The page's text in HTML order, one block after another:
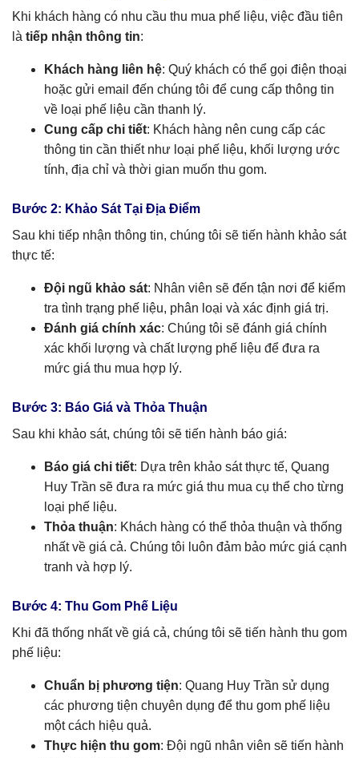
Khi khách hàng có nhu cầu thu mua phế liệu, việc đầu tiên
là tiếp nhận thông tin:
Khách hàng liên hệ: Quý khách có thể gọi điện thoại
hoặc gửi email đến chúng tôi để cung cấp thông tin
về loại phế liệu cần thanh lý.
Cung cấp chi tiết: Khách hàng nên cung cấp các
thông tin cần thiết như loại phế liệu, khối lượng ước
tính, địa chỉ và thời gian muốn thu gom.
Bước 2: Khảo Sát Tại Địa Điểm
Sau khi tiếp nhận thông tin, chúng tôi sẽ tiến hành khảo sát
thực tế:
Đội ngũ khảo sát: Nhân viên sẽ đến tận nơi để kiểm
tra tình trạng phế liệu, phân loại và xác định giá trị.
Đánh giá chính xác: Chúng tôi sẽ đánh giá chính
xác khối lượng và chất lượng phế liệu để đưa ra
mức giá thu mua hợp lý.
Bước 3: Báo Giá và Thỏa Thuận
Sau khi khảo sát, chúng tôi sẽ tiến hành báo giá:
Báo giá chi tiết: Dựa trên khảo sát thực tế, Quang
Huy Trần sẽ đưa ra mức giá thu mua cụ thể cho từng
loại phế liệu.
Thỏa thuận: Khách hàng có thể thỏa thuận và thống
nhất về giá cả. Chúng tôi luôn đảm bảo mức giá cạnh
tranh và hợp lý.
Bước 4: Thu Gom Phế Liệu
Khi đã thống nhất về giá cả, chúng tôi sẽ tiến hành thu gom
phế liệu:
Chuẩn bị phương tiện: Quang Huy Trần sử dụng
các phương tiện chuyên dụng để thu gom phế liệu
một cách hiệu quả.
Thực hiện thu gom: Đội ngũ nhân viên sẽ tiến hành